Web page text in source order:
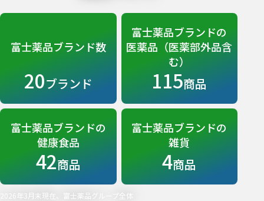
富士薬品ブランド数
20ブランド
富士薬品ブランドの
医薬品（医薬部外品含
む）
115商品
富士薬品ブランドの
健康食品
42商品
富士薬品ブランドの
雑貨
4商品
2026年3月末現在、富士薬品グループ全体